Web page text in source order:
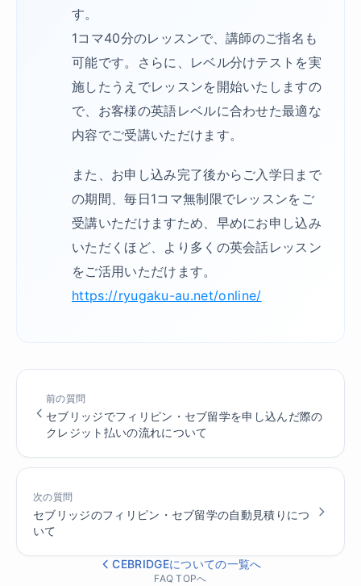
す。
1コマ40分のレッスンで、講師のご指名も
可能です。さらに、レベル分けテストを実
施したうえでレッスンを開始いたしますの
で、お客様の英語レベルに合わせた最適な
内容でご受講いただけます。
また、お申し込み完了後からご入学日まで
の期間、毎日1コマ無制限でレッスンをご
受講いただけますため、早めにお申し込み
いただくほど、より多くの英会話レッスン
をご活用いただけます。
https://ryugaku-au.net/online/
前の質問
セブリッジでフィリピン・セブ留学を申し込んだ際の
クレジット払いの流れについて
次の質問
セブリッジのフィリピン・セブ留学の自動見積りにつ
いて
CEBRIDGEについての一覧へ
FAQ TOPへ